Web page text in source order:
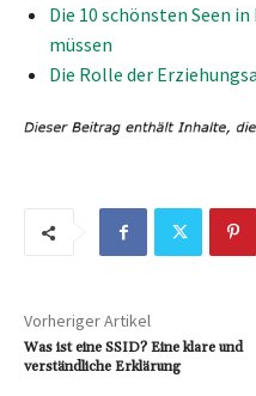
Die 10 schönsten Seen
müssen
Die Rolle der
Vorheriger Artikel
Was ist eine SSID? Eine klare und
verständliche Erklärung